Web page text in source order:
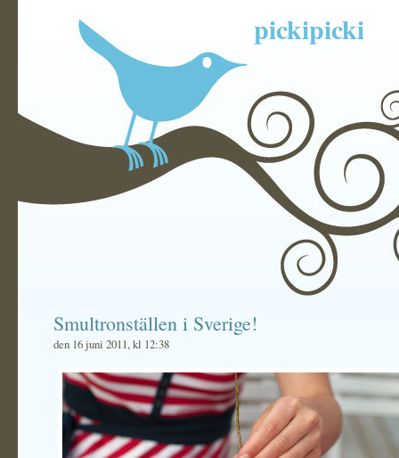
pickipicki
Smultronställen i Sverige!
den 16 juni 2011, kl 12:38